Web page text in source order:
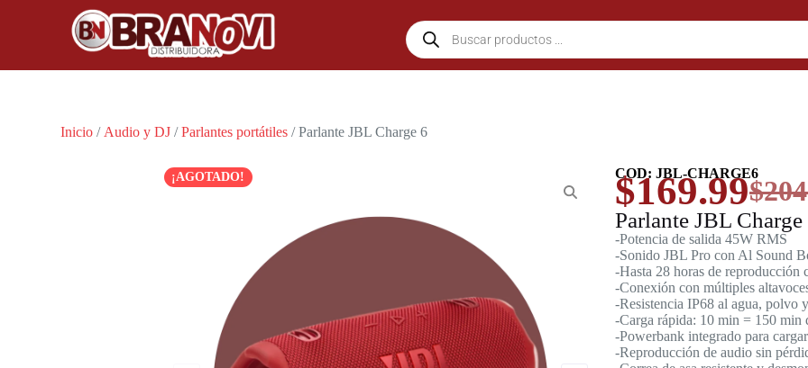
Inicio / Audio y DJ /Parlantes portátiles / Parlante JBL Charge 6
¡AGOTADO! COD: JBL-CHARGE6
$
$169.99
Parlante JBL Charge
-Potencia de salida 45W RMS
-Sonido JBL Pro con Al Sound
-Hasta 28 horas de reproducción
-Conexión con múltiples
-Resistencia IP68 al agua, polvo
-Carga rápida: 10 min = 150 min
-Powerbank integrado para
-Reproducción de audio sin